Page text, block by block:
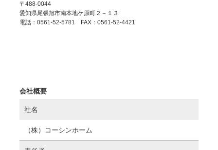
〒488-0044
愛知県尾張旭市南本地ケ原町２－１３
電話：0561-52-5781 FAX：0561-52-4421
会社概要
社名
（株）コーシンホーム